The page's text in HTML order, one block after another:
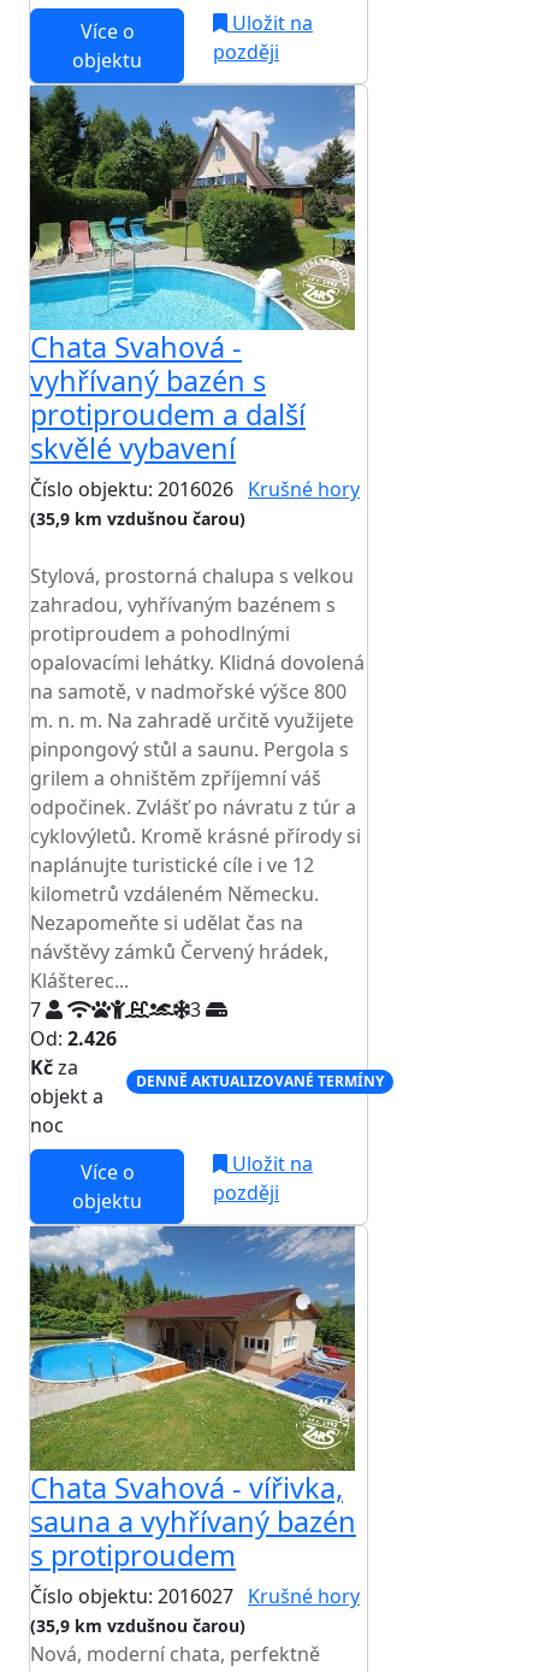
Více o
objektu
Uložit na
později
Chata Svahová -
vyhřívaný bazén s
protiproudem a další
skvělé vybavení
Číslo objektu: 2016026 Krušné hory
(35,9 km vzdušnou čarou)
Stylová, prostorná chalupa s velkou
zahradou, vyhřívaným bazénem s
protiproudem a pohodlnými
opalovacími lehátky. Klidná dovolená
na samotě, v nadmořské výšce 800
m. n. m. Na zahradě určitě využijete
pinpongový stůl a saunu. Pergola s
grilem a ohništěm zpříjemní váš
odpočinek. Zvlášť po návratu z túr a
cyklovýletů. Kromě krásné přírody si
naplánujte turistické cíle i ve 12
kilometrů vzdáleném Německu.
Nezapomeňte si udělat čas na
návštěvy zámků Červený hrádek,
Klášterec...
7
3
Od: 2.426
Kčza
objekt a
noc
DENNĚ AKTUALIZOVANÉ TERMÍNY
Více o
objektu
Uložit na
později
Chata Svahová - vířivka,
sauna a vyhřívaný bazén
s protiproudem
Číslo objektu: 2016027 Krušné hory
(35,9 km vzdušnou čarou)
Nová, moderní chata, perfektně